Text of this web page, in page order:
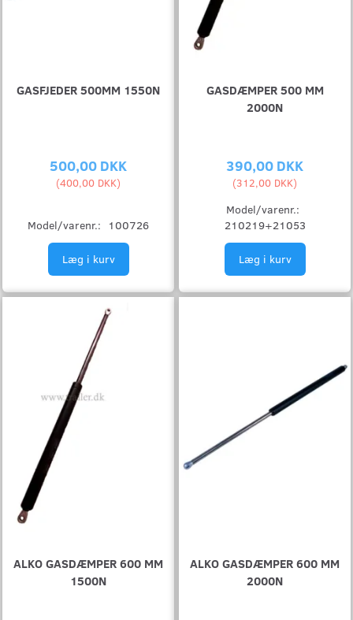
GASFJEDER 500MM 1550N
500,00 DKK
(400,00 DKK)
Model/varenr.: 100726
Læg i kurv
GASDÆMPER 500 MM
2000N
390,00 DKK
(312,00 DKK)
Model/varenr.:
210219+21053
Læg i kurv
ALKO GASDÆMPER 600 MM
1500N
ALKO GASDÆMPER 600 MM
2000N